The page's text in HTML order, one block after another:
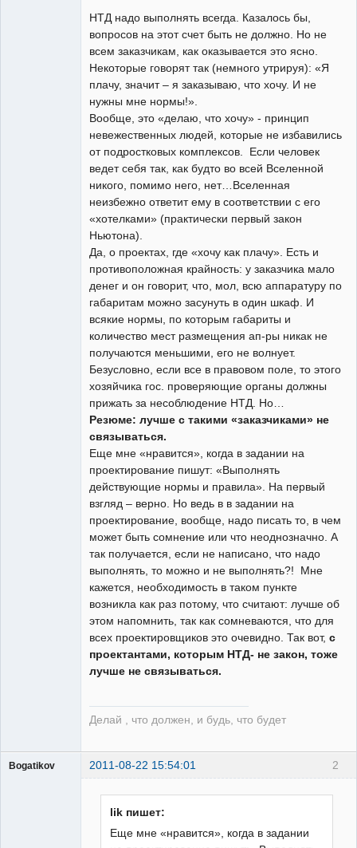
НТД надо выполнять всегда. Казалось бы,
вопросов на этот счет быть не должно. Но не
всем заказчикам, как оказывается это ясно.
Некоторые говорят так (немного утрируя): «Я
плачу, значит – я заказываю, что хочу. И не
нужны мне нормы!».
Вообще, это «делаю, что хочу» - принцип
невежественных людей, которые не избавились
от подростковых комплексов. Если человек
ведет себя так, как будто во всей Вселенной
никого, помимо него, нет…Вселенная
неизбежно ответит ему в соответствии с его
«хотелками» (практически первый закон
Ньютона).
Да, о проектах, где «хочу как плачу». Есть и
противоположная крайность: у заказчика мало
денег и он говорит, что, мол, всю аппаратуру по
габаритам можно засунуть в один шкаф. И
всякие нормы, по которым габариты и
количество мест размещения ап-ры никак не
получаются меньшими, его не волнует.
Безусловно, если все в правовом поле, то этого
хозяйчика гос. проверяющие органы должны
прижать за несоблюдение НТД. Но…
Резюме: лучше с такими «заказчиками» не
связываться.
Еще мне «нравится», когда в задании на
проектирование пишут: «Выполнять
действующие нормы и правила». На первый
взгляд – верно. Но ведь в в задании на
проектирование, вообще, надо писать то, в чем
может быть сомнение или что неоднозначно. А
так получается, если не написано, что надо
выполнять, то можно и не выполнять?! Мне
кажется, необходимость в таком пункте
возникла как раз потому, что считают: лучше об
этом напомнить, так как сомневаются, что для
всех проектировщиков это очевидно. Так вот, с
проектантами, которым НТД- не закон, тоже
лучше не связываться.
Делай , что должен, и будь, что будет
2
Bogatikov 2011-08-22 15:54:01
lik пишет:
Еще мне «нравится», когда в задании